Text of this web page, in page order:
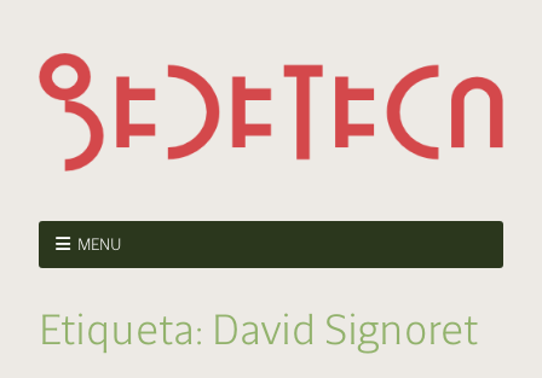
MENU
Etiqueta: David Signoret